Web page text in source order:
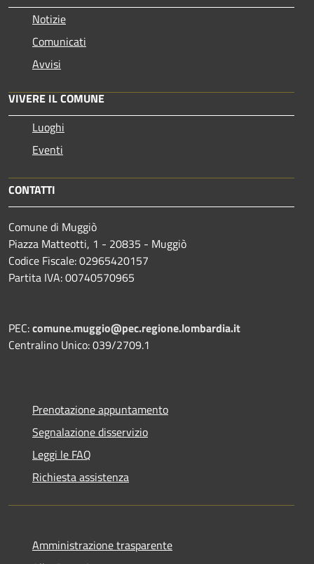
Notizie
Comunicati
Avvisi
VIVERE IL COMUNE
Luoghi
Eventi
CONTATTI
Comune di Muggiò
Piazza Matteotti, 1 - 20835 - Muggiò
Codice Fiscale: 02965420157
Partita IVA: 00740570965
PEC:comune.muggio@pec.regione.lombardia.it
Centralino Unico: 039/2709.1
Prenotazione appuntamento
Segnalazione disservizio
Leggi le FAQ
Richiesta assistenza
Amministrazione trasparente